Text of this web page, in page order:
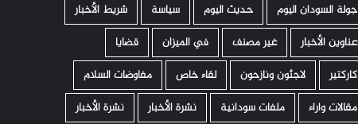
جولة السودان اليوم
حديث اليوم سياسة
شريط الأخبار
عناوين الأخبار
غير مصنف في الميزان
قضايا
كاركتير
لاجئون ونازحون لقاء خاص
مفاوضات السلام
مقالات واراء
ملفات سودانية نشرة الأخبار نشرة الأخبار